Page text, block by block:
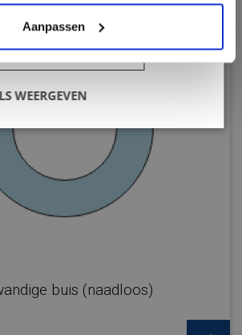
Aanpassen
buis (naadloos)
ALLES ACCEPTEREN
ALLES AFWIJZEN
WEERGEVEN